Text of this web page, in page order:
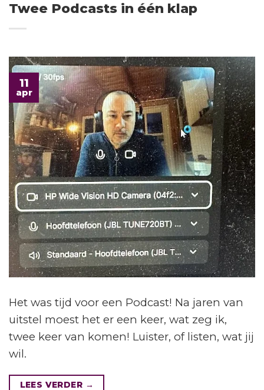
Twee Podcasts in één klap
11
apr
Het was tijd voor een Podcast! Na jaren van
uitstel moest het er een keer, wat zeg ik,
twee keer van komen! Luister, of listen, wat jij
wil.
LEES VERDER →